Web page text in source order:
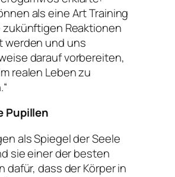
als eine Art Training
Reaktionen
werden und uns
darauf vorbereiten,
realen Leben zu
Pupillen
als Spiegel der Seele
sie einer der besten
dafür, dass der Körper in